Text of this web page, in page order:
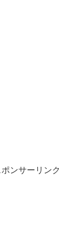
ポンサーリンク